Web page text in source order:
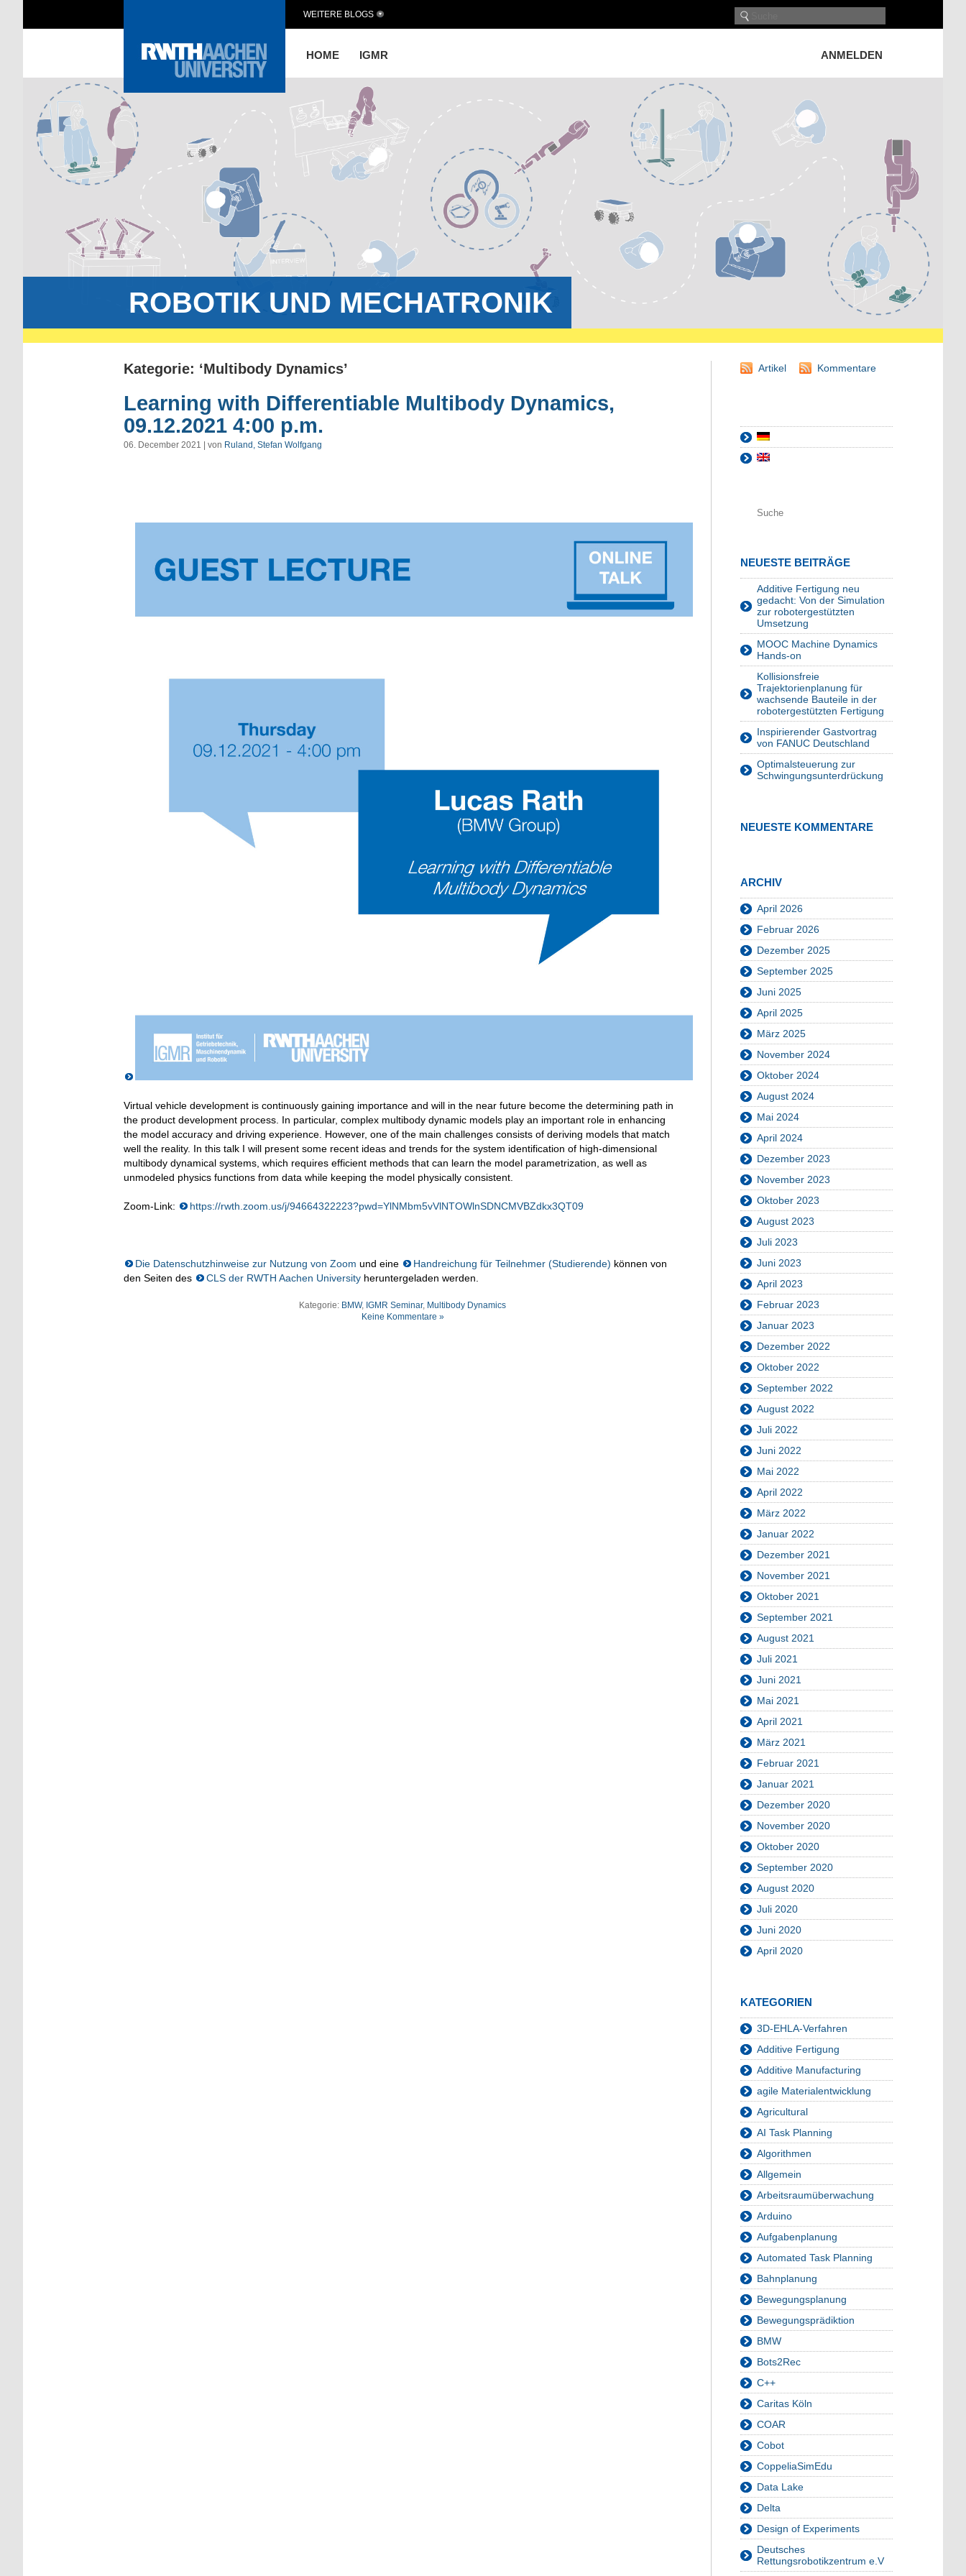
HOME IGMR ANMELDEN
WEITERE BLOGS
ROBOTIK UND MECHATRONIK
Kategorie: ‘Multibody Dynamics’
Learning with Differentiable Multibody Dynamics,
09.12.2021 4:00 p.m.
06. December 2021 | von Ruland, Stefan Wolfgang
Virtual vehicle development is continuously gaining importance and will in the near future become the determining path in
the product development process. In particular, complex multibody dynamic models play an important role in enhancing
the model accuracy and driving experience. However, one of the main challenges consists of deriving models that match
well the reality. In this talk I will present some recent ideas and trends for the system identification of high-dimensional
multibody dynamical systems, which requires efficient methods that can learn the model parametrization, as well as
unmodeled physics functions from data while keeping the model physically consistent.
Zoom-Link: https://rwth.zoom.us/j/94664322223?pwd=YlNMbm5vVlNTOWlnSDNCMVBZdkx3QT09
Die Datenschutzhinweise zur Nutzung von Zoom und eine Handreichung für Teilnehmer (Studierende) können von
den Seiten des
CLS der RWTH Aachen University heruntergeladen werden.
Kategorie: BMW, IGMR Seminar, Multibody Dynamics
Keine Kommentare »
Artikel Kommentare
NEUESTE BEITRÄGE
Additive Fertigung neu
gedacht: Von der Simulation
zur robotergestützten
Umsetzung
MOOC Machine Dynamics
Hands-on
Kollisionsfreie
Trajektorienplanung für
wachsende Bauteile in der
robotergestützten Fertigung
Inspirierender Gastvortrag
von FANUC Deutschland
Optimalsteuerung zur
Schwingungsunterdrückung
NEUESTE KOMMENTARE
ARCHIV
April 2026
Februar 2026
Dezember 2025
September 2025
Juni 2025
April 2025
März 2025
November 2024
Oktober 2024
August 2024
Mai 2024
April 2024
Dezember 2023
November 2023
Oktober 2023
August 2023
Juli 2023
Juni 2023
April 2023
Februar 2023
Januar 2023
Dezember 2022
Oktober 2022
September 2022
August 2022
Juli 2022
Juni 2022
Mai 2022
April 2022
März 2022
Januar 2022
Dezember 2021
November 2021
Oktober 2021
September 2021
August 2021
Juli 2021
Juni 2021
Mai 2021
April 2021
März 2021
Februar 2021
Januar 2021
Dezember 2020
November 2020
Oktober 2020
September 2020
August 2020
Juli 2020
Juni 2020
April 2020
KATEGORIEN
3D-EHLA-Verfahren
Additive Fertigung
Additive Manufacturing
agile Materialentwicklung
Agricultural
AI Task Planning
Algorithmen
Allgemein
Arbeitsraumüberwachung
Arduino
Aufgabenplanung
Automated Task Planning
Bahnplanung
Bewegungsplanung
Bewegungsprädiktion
BMW
Bots2Rec
C++
Caritas Köln
COAR
Cobot
CoppeliaSimEdu
Data Lake
Delta
Design of Experiments
Deutsches
Rettungsrobotikzentrum e.V